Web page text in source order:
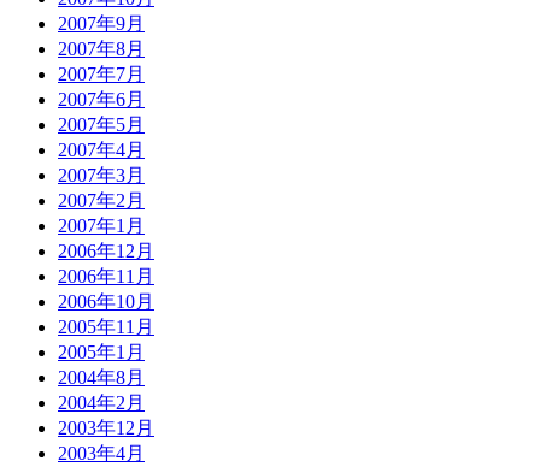
2007年9月
2007年8月
2007年7月
2007年6月
2007年5月
2007年4月
2007年3月
2007年2月
2007年1月
2006年12月
2006年11月
2006年10月
2005年11月
2005年1月
2004年8月
2004年2月
2003年12月
2003年4月